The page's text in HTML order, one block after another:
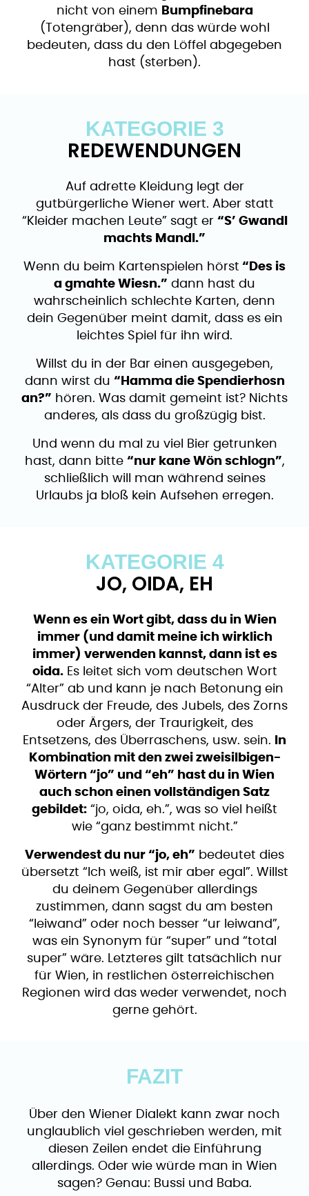
nicht von einem Bumpfinebara
(Totengräber), denn das würde wohl
bedeuten, dass du den Löffel abgegeben
hast (sterben).
KATEGORIE 3
REDEWENDUNGEN
Auf adrette Kleidung legt der
gutbürgerliche Wiener wert. Aber statt
“Kleider machen Leute” sagt er “S’ Gwandl
machts Mandl.”
Wenn du beim Kartenspielen hörst “Des is
a gmahte Wiesn.” dann hast du
wahrscheinlich schlechte Karten, denn
dein Gegenüber meint damit, dass es ein
leichtes Spiel für ihn wird.
Willst du in der Bar einen ausgegeben,
dann wirst du “Hamma die Spendierhosn
an?” hören. Was damit gemeint ist? Nichts
anderes, als dass du großzügig bist.
Und wenn du mal zu viel Bier getrunken
hast, dann bitte “nur kane Wön schlogn”,
schließlich will man während seines
Urlaubs ja bloß kein Aufsehen erregen.
KATEGORIE 4
JO, OIDA, EH
Wenn es ein Wort gibt, dass du in Wien
immer (und damit meine ich wirklich
immer) verwenden kannst, dann ist es
oida.Es leitet sich vom deutschen Wort
“Alter” ab und kann je nach Betonung ein
Ausdruck der Freude, des Jubels, des Zorns
oder Ärgers, der Traurigkeit, des
Entsetzens, des Überraschens, usw. sein.
In
Kombination mit den zwei zweisilbigen-
Wörtern “jo” und “eh” hast du in Wien
auch schon einen vollständigen Satz
gebildet: “jo, oida, eh.”, was so viel heißt
wie “ganz bestimmt nicht.”
Verwendest du nur “jo, eh” bedeutet dies
übersetzt “Ich weiß, ist mir aber egal”. Willst
du deinem Gegenüber allerdings
zustimmen, dann sagst du am besten
“leiwand” oder noch besser “ur leiwand”,
was ein Synonym für “super” und “total
super” wäre. Letzteres gilt tatsächlich nur
für Wien, in restlichen österreichischen
Regionen wird das weder verwendet, noch
gerne gehört.
FAZIT
Über den Wiener Dialekt kann zwar noch
unglaublich viel geschrieben werden, mit
diesen Zeilen endet die Einführung
allerdings. Oder wie würde man in Wien
sagen? Genau: Bussi und Baba.